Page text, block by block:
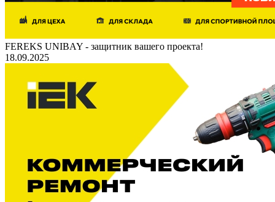
FEREKS UNIBAY - защитник вашего проекта!
18.09.2025